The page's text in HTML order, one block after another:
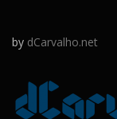
by dCarvalho.net